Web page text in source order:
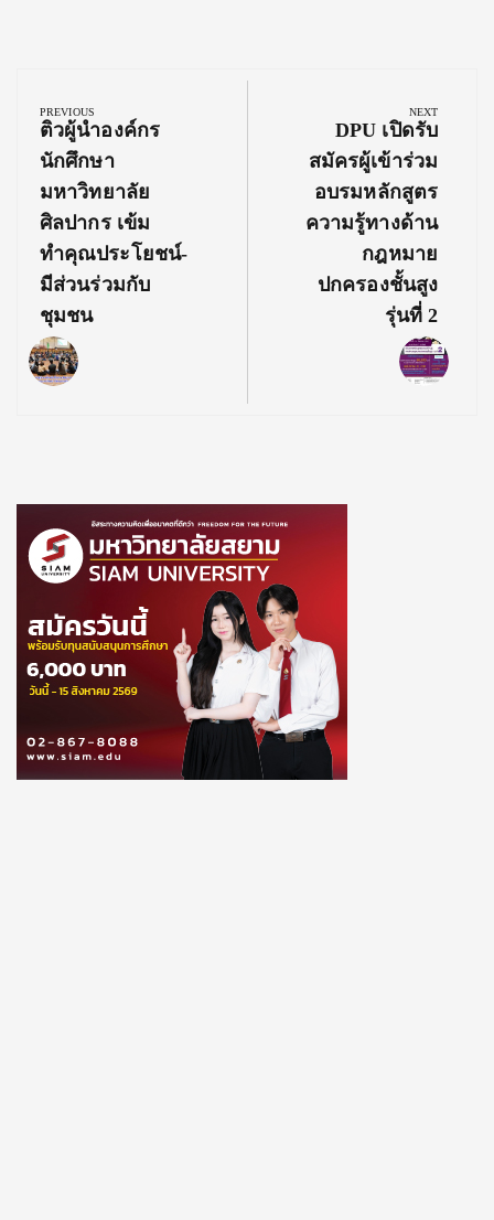
navigation
PREVIOUS
Previous
Post:
ติวผู้นำองค์กร
นักศึกษา
มหาวิทยาลัย
ศิลปากร เข้ม
ทำคุณประโยชน์-
มีส่วนร่วมกับ
ชุมชน
NEXT
Next
Post:
DPU เปิดรับ
สมัครผู้เข้าร่วม
อบรมหลักสูตร
ความรู้ทางด้าน
กฎหมาย
ปกครองชั้นสูง
รุ่นที่ 2